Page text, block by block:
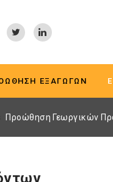
ΕΞΑΓΩΓΏΝ
Προώθηση Γεωργικών